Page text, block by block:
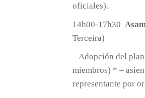
oficiales).
14h00-17h30
Terceira)
– Adopción del
miembros) * –
representante por